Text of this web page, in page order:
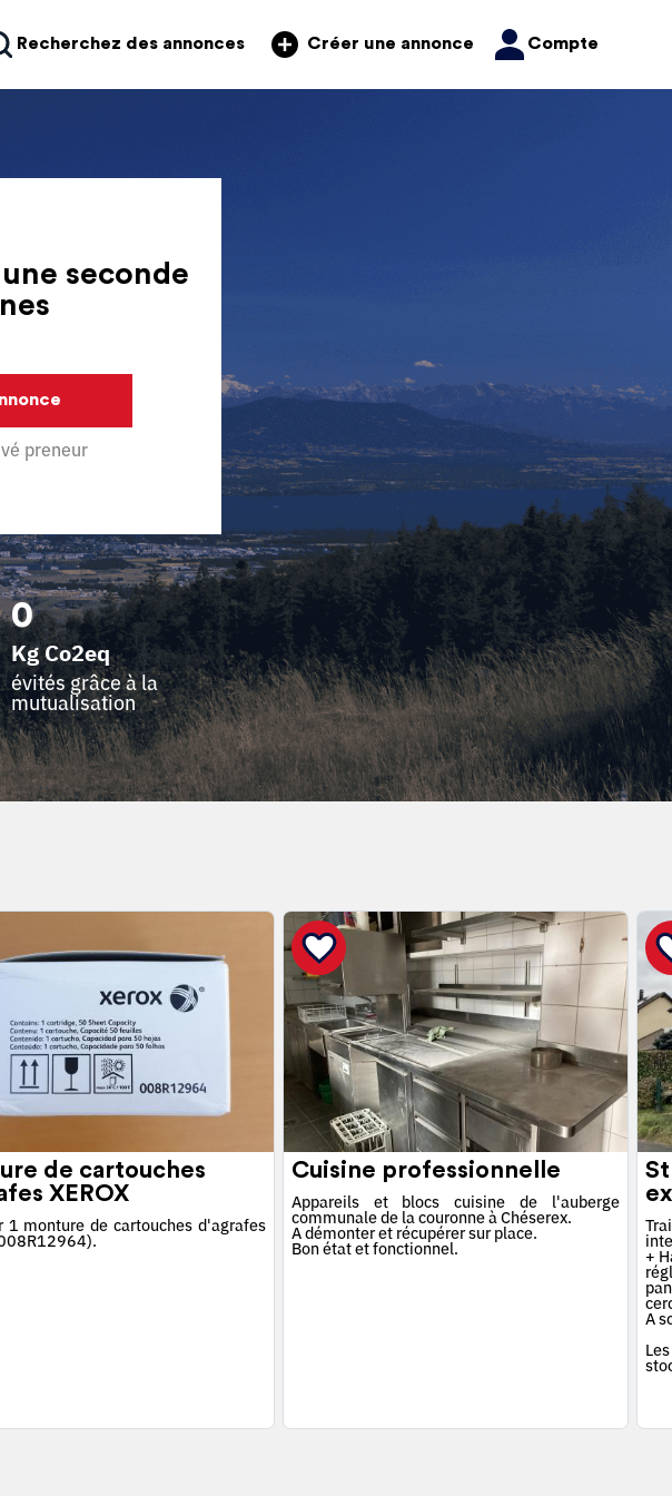
Recherchez des annonces Créer une annonce Compte
seconde
preneur
0
Kg Co2eq
évités grâce à la
mutualisation
de cartouches
XEROX
1 monture de cartouches d'agrafes
Cuisine professionnelle
Appareils et blocs cuisine de l'auberge
communale de la couronne à Chéserex.
A démonter et récupérer sur place.
Bon état et fonctionnel. +
A